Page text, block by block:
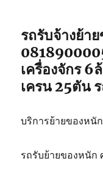
รถรับจ้างย้า
เครื่องจักร
เครน 25ตัน
บริการย้ายของหนั
รถรับย้ายของหนัก